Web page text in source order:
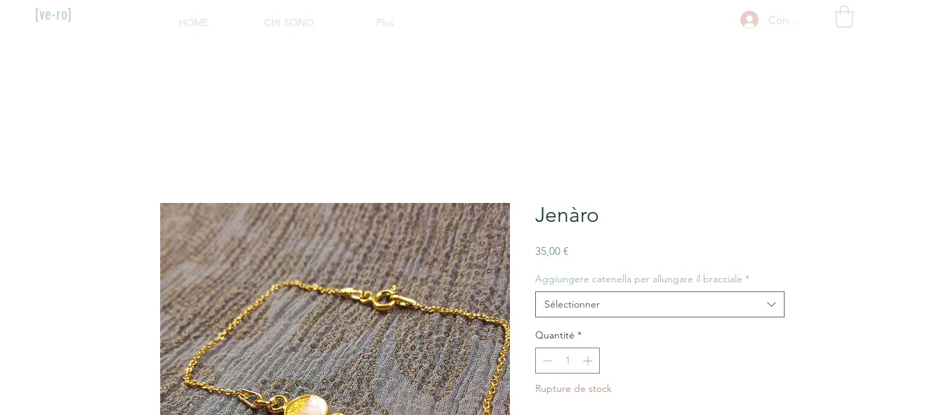
[ve-ro] HOME CHI SONO Plus Connexion
Jenàro
35,00 €Prix
Aggiungere catenella per allungare il bracciale *
Sélectionner
Quantité *
Rupture de stock